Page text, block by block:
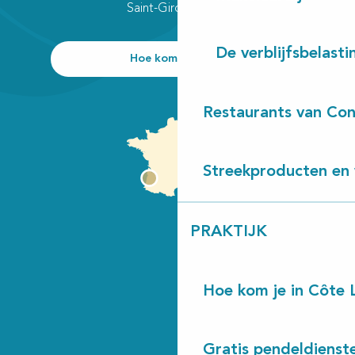
De
Restaurants van
Streekproducten en
PRAKTIJK
Hoe kom je in Côte
Gratis
Saint-Girons plage
Hoe kom ik daar?